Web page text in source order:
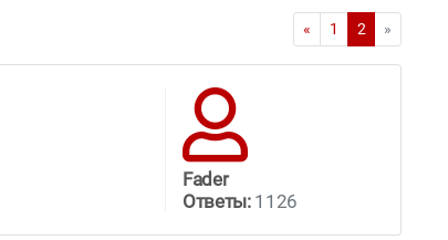
« 1 2 »
Fader
Ответы:1126